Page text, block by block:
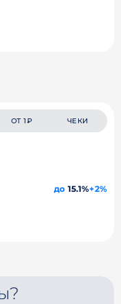
ОТ 1₽ ЧЕКИ
до 15.1%+2%